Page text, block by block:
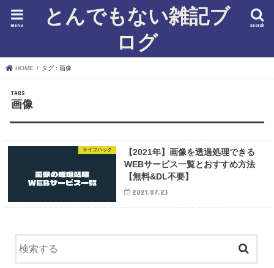
とんでもない雑記ブ
ログ
search
menu
HOME タグ : 画像
画像
ライフハック
【2021年】画像を透過処理できる
WEBサービス一覧とおすすめ方法
【無料&DL不要】
2021.07.23